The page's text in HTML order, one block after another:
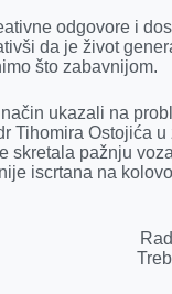
odgovore i
da je život
što zabavnijom.
ukazali na
Tihomira Ostojića
skretala pažnju
iscrtana na